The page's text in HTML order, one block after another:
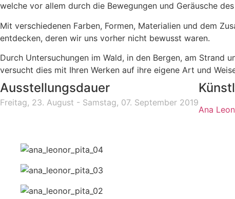
welche vor allem durch die Bewegungen und Geräusche
Mit verschiedenen Farben, Formen, Materialien und dem
entdecken, deren wir uns vorher nicht bewusst waren.
Durch Untersuchungen im Wald, in den Bergen, am Strand
versucht dies mit Ihren Werken auf ihre eigene Art und
Ausstellungsdauer
Freitag, 23. August - Samstag, 07. September 2019
Ana